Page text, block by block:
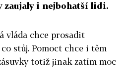
zaujaly i nejbohatší lidi.
vláda chce prosadit
stůj. Pomoct chce i těm
totiž jinak zatím moc